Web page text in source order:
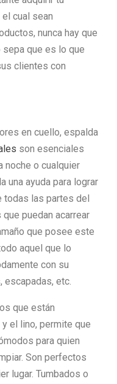
cual sean
nunca hay que
sepa que es lo que
clientes con
en cuello, espalda
son esenciales
noche o cualquier
una ayuda para lograr
todas las partes del
puedan acarrear
que posee este
aquel que lo
con su
escapadas, etc.
que están
el lino, permite que
para quien
Son perfectos
lugar. Tumbados o